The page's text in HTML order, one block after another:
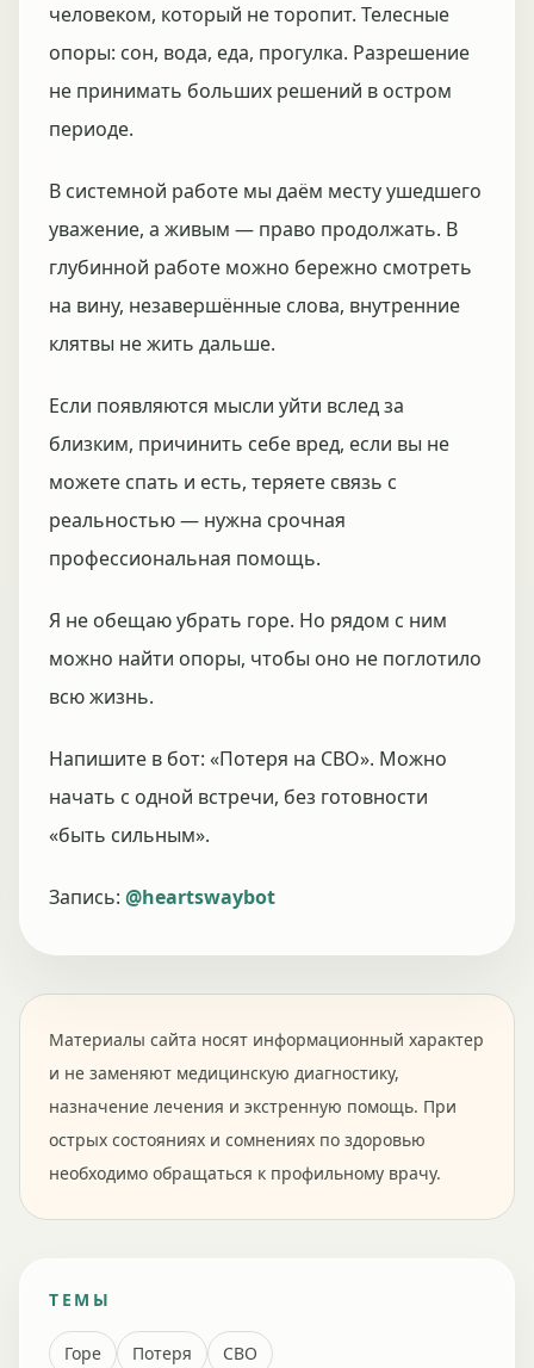
человеком, который не торопит. Телесные
опоры: сон, вода, еда, прогулка. Разрешение
не принимать больших решений в остром
периоде.
В системной работе мы даём месту ушедшего
уважение, а живым — право продолжать. В
глубинной работе можно бережно смотреть
на вину, незавершённые слова, внутренние
клятвы не жить дальше.
Если появляются мысли уйти вслед за
близким, причинить себе вред, если вы не
можете спать и есть, теряете связь с
реальностью — нужна срочная
профессиональная помощь.
Я не обещаю убрать горе. Но рядом с ним
можно найти опоры, чтобы оно не поглотило
всю жизнь.
Напишите в бот: «Потеря на СВО». Можно
начать с одной встречи, без готовности
«быть сильным».
Запись: @heartswaybot
Материалы сайта носят информационный характер
и не заменяют медицинскую диагностику,
назначение лечения и экстренную помощь. При
острых состояниях и сомнениях по здоровью
необходимо обращаться к профильному врачу.
ТЕМЫ
Горе Потеря СВО